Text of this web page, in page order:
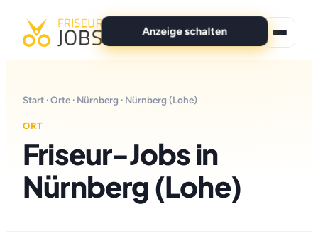
Anzeige schalten
Für Bewerber
Marken
Start ·Orte · Nürnberg · Nürnberg (Lohe)
ORT
Friseur-Jobs in
Nürnberg (Lohe)